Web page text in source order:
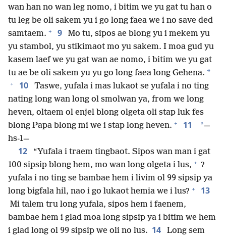
wan han no wan leg nomo, i bitim we yu gat tu han o
tu leg be oli sakem yu i go long faea we i no save ded
samtaem. + 9
Mo tu, sipos ae blong yu i mekem yu
yu stambol, yu stikimaot mo yu sakem. I moa gud yu
kasem laef we yu gat wan ae nomo, i bitim we yu gat
tu ae be oli sakem yu yu go long faea long Gehena. *
+ 10
Taswe, yufala i mas lukaot se yufala i no ting
nating long wan long ol smolwan ya, from we long
heven, oltaem ol enjel blong olgeta oli stap luk fes
blong Papa blong mi we i stap long heven. + 11 *—
hs-1—
12
“Yufala i traem tingbaot. Sipos wan man i gat
100 sipsip blong hem, mo wan long olgeta i lus, + ?
yufala i no ting se bambae hem i livim ol 99 sipsip ya
long bigfala hil, nao i go lukaot hemia we i lus? + 13
Mi talem tru long yufala, sipos hem i faenem,
bambae hem i glad moa long sipsip ya i bitim we hem
i glad long ol 99 sipsip we oli no lus. 14
Long sem